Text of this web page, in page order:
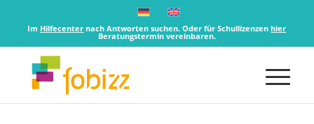
Im Hilfecenter nach Antworten suchen. Oder für Schullizenzenhier
Beratungstermin vereinbaren.